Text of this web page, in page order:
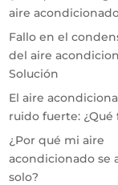
aire
Fallo en el
del aire
Solución
El aire
ruido fuerte: ¿Qué
¿Por qué mi aire
acondicionado se
solo?